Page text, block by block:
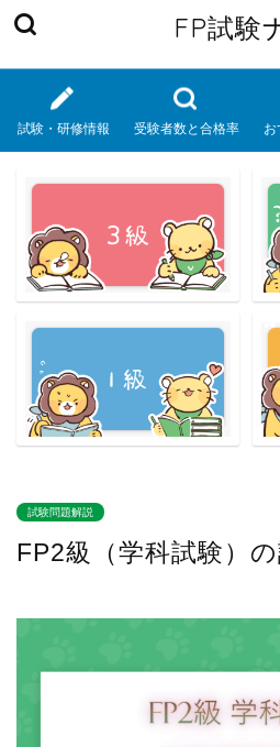
FP試験
試験・研修情報 受験者数と合格率 お
試験問題解説
FP2級（学科試験）